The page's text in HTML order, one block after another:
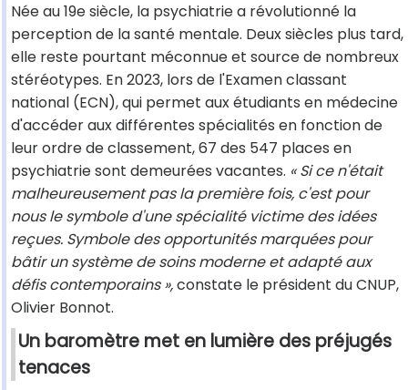
Née au 19e siècle, la psychiatrie a révolutionné la
perception de la santé mentale. Deux siècles plus tard,
elle reste pourtant méconnue et source de nombreux
stéréotypes. En 2023, lors de l'Examen classant
national (ECN), qui permet aux étudiants en médecine
d'accéder aux différentes spécialités en fonction de
leur ordre de classement, 67 des 547 places en
psychiatrie sont demeurées vacantes. « Si ce n'était
malheureusement pas la première fois, c'est pour
nous le symbole d'une spécialité victime des idées
reçues. Symbole des opportunités marquées pour
bâtir un système de soins moderne et adapté aux
défis contemporains »,constate le président du CNUP,
Olivier Bonnot.
Un baromètre met en lumière des préjugés
tenaces